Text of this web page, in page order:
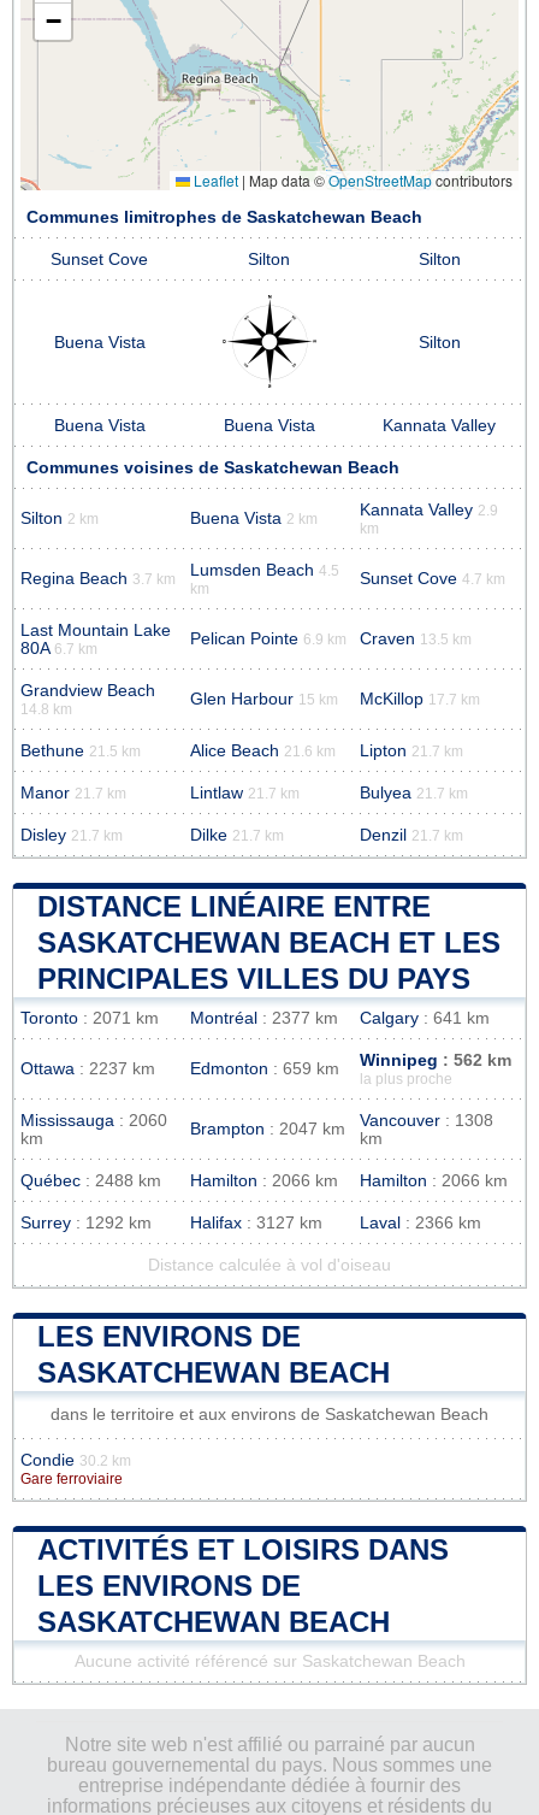
−
Leaflet | Map data ©OpenStreetMapcontributors
Communes limitrophes de Saskatchewan Beach
Sunset Cove Silton Silton
Buena Vista Silton
Buena Vista Buena Vista Kannata Valley
Communes voisines de Saskatchewan Beach
Silton 2 km Buena Vista 2 km Kannata Valley 2.9
km
Regina Beach 3.7 km Lumsden Beach 4.5
km
Sunset Cove 4.7 km
Last Mountain Lake
80A 6.7 km
Pelican Pointe 6.9 km Craven 13.5 km
Grandview Beach
14.8 km
Glen Harbour 15 km McKillop 17.7 km
Bethune 21.5 km Alice Beach 21.6 km Lipton 21.7 km
Manor 21.7 km Lintlaw 21.7 km Bulyea 21.7 km
Disley 21.7 km Dilke 21.7 km Denzil 21.7 km
DISTANCE LINÉAIRE ENTRE
SASKATCHEWAN BEACH ET LES
PRINCIPALES VILLES DU PAYS
Toronto : 2071 km Montréal : 2377 km Calgary : 641 km
Ottawa : 2237 km Edmonton : 659 km Winnipeg : 562 km
la plus proche
Mississauga : 2060
km
Brampton : 2047 km Vancouver : 1308
km
Québec : 2488 km Hamilton : 2066 km Hamilton : 2066 km
Surrey : 1292 km Halifax : 3127 km Laval : 2366 km
Distance calculée à vol d'oiseau
LES ENVIRONS DE
SASKATCHEWAN BEACH
dans le territoire et aux environs de Saskatchewan Beach
Condie 30.2 km
Gare ferroviaire
ACTIVITÉS ET LOISIRS DANS
LES ENVIRONS DE
SASKATCHEWAN BEACH
Aucune activité référencé sur Saskatchewan Beach
Notre site web n'est affilié ou parrainé par aucun
bureau gouvernemental du pays. Nous sommes une
entreprise indépendante dédiée à fournir des
informations précieuses aux citoyens et résidents du